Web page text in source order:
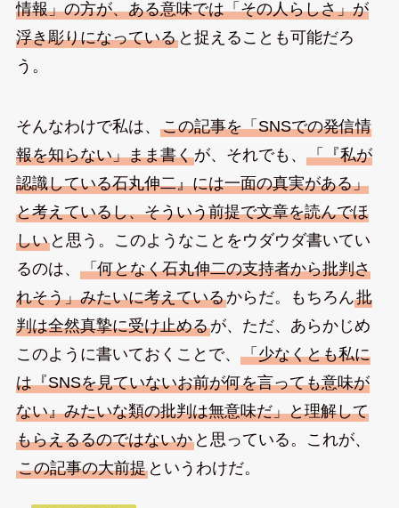
情報」の方が、ある意味では「その人らしさ」が
浮き彫りになっていると捉えることも可能だろ
う。
そんなわけで私は、 この記事を「SNSでの発信情
報を知らない」まま書くが、それでも、 「『私が
認識している石丸伸二』には一面の真実がある」
と考えているし、そういう前提で文章を読んでほ
しいと思う。このようなことをウダウダ書いてい
るのは、 「何となく石丸伸二の支持者から批判さ
れそう」みたいに考えているからだ。もちろん批
判は全然真摯に受け止めるが、ただ、あらかじめ
このように書いておくことで、 「少なくとも私に
は『SNSを見ていないお前が何を言っても意味が
ない』みたいな類の批判は無意味だ」と理解して
もらえるるのではないかと思っている。これが、
この記事の大前提というわけだ。